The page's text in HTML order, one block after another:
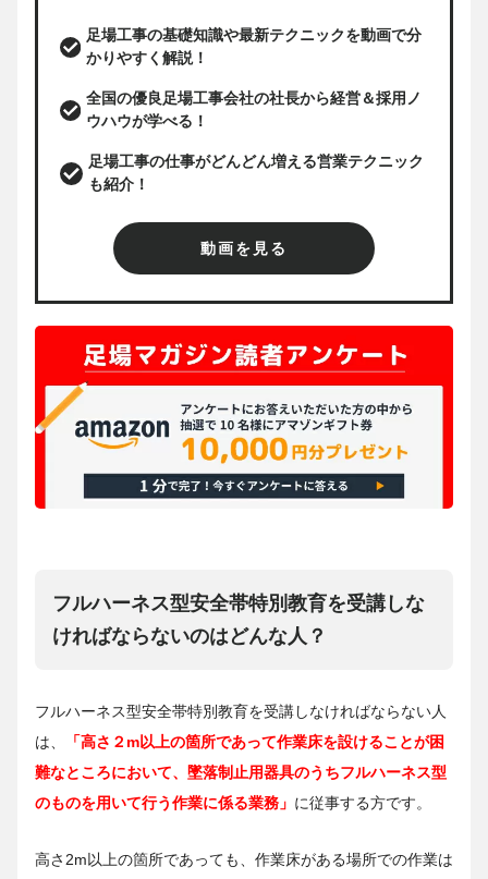
足場工事の基礎知識や最新テクニックを動画で分
かりやすく解説！
全国の優良足場工事会社の社長から経営＆採用ノ
ウハウが学べる！
足場工事の仕事がどんどん増える営業テクニック
も紹介！
動画を見る
フルハーネス型安全帯特別教育を受講しな
ければならないのはどんな人？
フルハーネス型安全帯特別教育を受講しなければならない人
は、
「高さ２m以上の箇所であって作業床を設けることが困
難なところにおいて、墜落制止用器具のうちフルハーネス型
のものを用いて行う作業に係る業務」 に従事する方です。
高さ2m以上の箇所であっても、作業床がある場所での作業は